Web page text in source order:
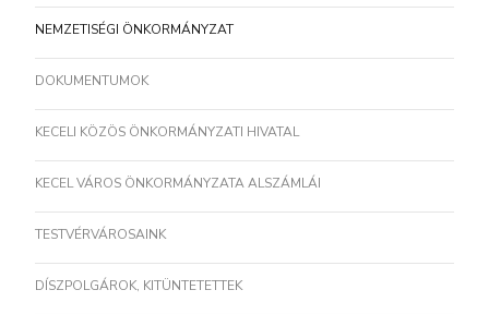
NEMZETISÉGI ÖNKORMÁNYZAT
DOKUMENTUMOK
KECELI KÖZÖS ÖNKORMÁNYZATI HIVATAL
KECEL VÁROS ÖNKORMÁNYZATA ALSZÁMLÁI
TESTVÉRVÁROSAINK
DÍSZPOLGÁROK, KITÜNTETETTEK